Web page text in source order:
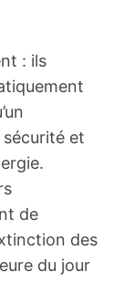
: ils
et
de
des
du jour